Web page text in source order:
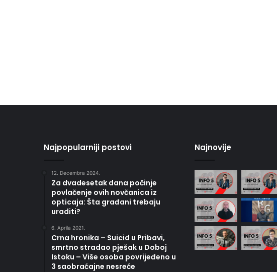
Najpopularniji postovi
12. Decembra 2024.
Za dvadesetak dana počinje
povlačenje ovih novčanica iz
opticaja: Šta građani trebaju
uraditi?
6. Aprila 2021.
Crna hronika – Suicid u Pribavi,
smrtno stradao pješak u Doboj
Istoku – Više osoba povrijeđeno u
3 saobraćajne nesreće
Najnovije